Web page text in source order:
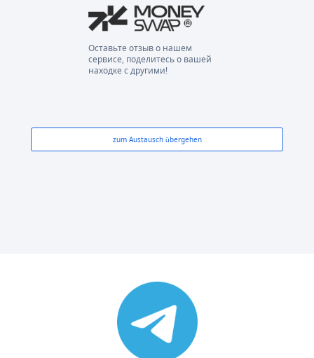
Оставьте отзыв о нашем
сервисе, поделитесь о вашей
находке с другими!
zum Austausch übergehen